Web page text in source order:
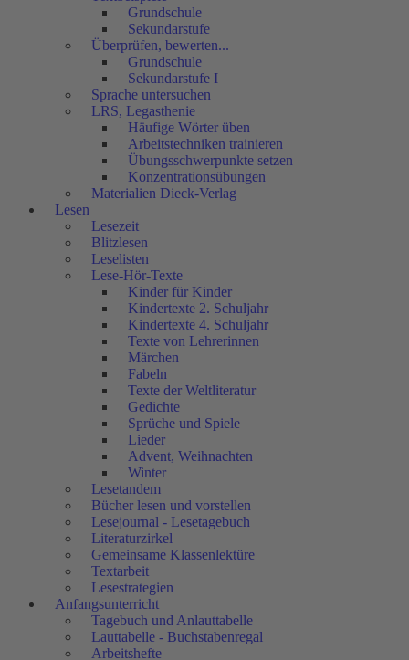
Grundschule
Sekundarstufe
Überprüfen, bewerten...
Grundschule
Sekundarstufe I
Sprache untersuchen
LRS, Legasthenie
Häufige Wörter üben
Arbeitstechniken trainieren
Übungsschwerpunkte setzen
Konzentrationsübungen
Materialien Dieck-Verlag
Lesen
Lesezeit
Blitzlesen
Leselisten
Lese-Hör-Texte
Kinder für Kinder
Kindertexte 2. Schuljahr
Kindertexte 4. Schuljahr
Texte von Lehrerinnen
Märchen
Fabeln
Texte der Weltliteratur
Gedichte
Sprüche und Spiele
Lieder
Advent, Weihnachten
Winter
Lesetandem
Bücher lesen und vorstellen
Lesejournal - Lesetagebuch
Literaturzirkel
Gemeinsame Klassenlektüre
Textarbeit
Lesestrategien
Anfangsunterricht
Tagebuch und Anlauttabelle
Lauttabelle - Buchstabenregal
Arbeitshefte